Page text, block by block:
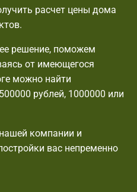
расчет цены дома
решение, поможем
от имеющегося
можно найти
рублей, 1000000 или
компании и
вас непременно